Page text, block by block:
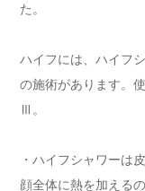
た。
ハイフには、ハイフ
の施術があります。
Ⅲ。
・ハイフシャワーは
顔全体に熱を加えるの